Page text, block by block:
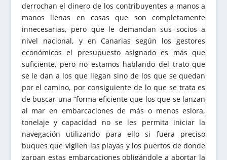
derrochan el dinero de los contribuyentes a manos a
manos llenas en cosas que son completamente
innecesarias, pero que le demandan sus socios a
nivel nacional, y en Canarias según los gestores
económicos el presupuesto asignado es más que
suficiente, pero no estamos hablando del trato que
se le dan a los que llegan sino de los que se quedan
por el camino, por consiguiente de lo que se trata es
de buscar una “forma eficiente que los que se lanzan
al mar en embarcaciones de más o menos eslora,
tonelaje y capacidad no se les permita iniciar la
navegación utilizando para ello si fuera preciso
buques que vigilen las playas y los puertos de donde
zarpan estas embarcaciones obligándole a abortar la